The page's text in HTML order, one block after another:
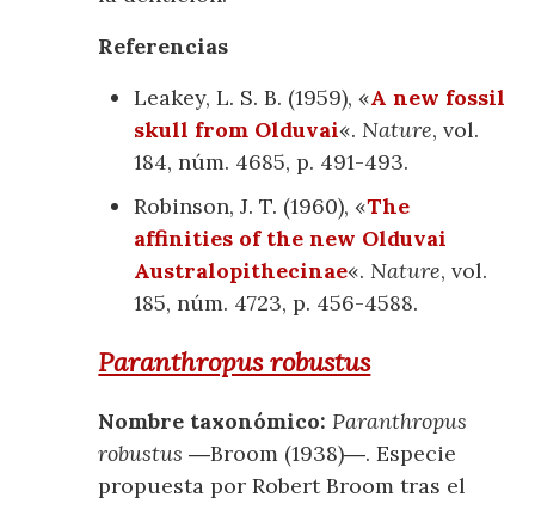
Referencias
Leakey, L. S. B. (1959), «A new fossil
skull from Olduvai«. Nature, vol.
184, núm. 4685, p. 491-493.
Robinson, J. T. (1960), «The
affinities of the new Olduvai
Australopithecinae«. Nature, vol.
185, núm. 4723, p. 456-4588.
Paranthropus robustus
Nombre taxonómico:Paranthropus
robustus ―Broom (1938)―. Especie
propuesta por Robert Broom tras el